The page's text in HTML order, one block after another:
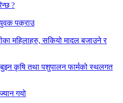
?
पक्राउ
महिलाहरु, सकियो मादल बजाउने र
बुझ्न कृषि तथा पशुपालन फार्मको स्थलगत
गयो